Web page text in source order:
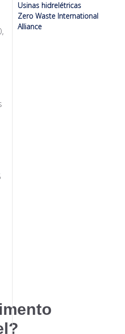
,
Usinas hidrelétricas
Zero Waste International
Alliance